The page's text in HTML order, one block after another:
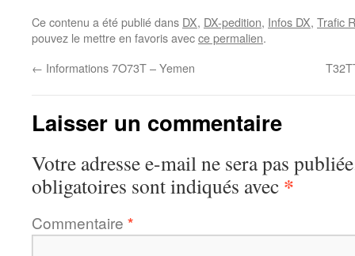
Ce contenu a été publié dans DX, DX-pedition, Infos DX, Trafic
pouvez le mettre en favoris avecce permalien.
← Informations 7O73T – Yemen
Laisser un commentaire
Votre adresse e-mail ne sera pas
obligatoires sont indiqués avec *
Commentaire *